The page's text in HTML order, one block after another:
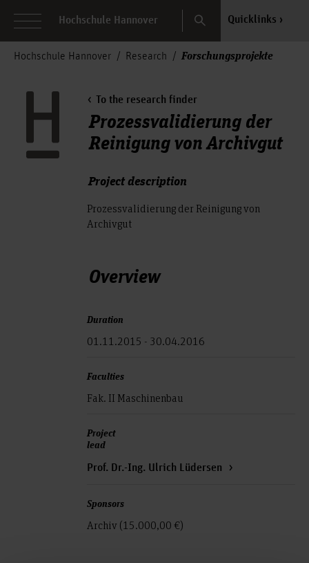
Hochschule Hannover Search Quicklinks
Hochschule Hannover Research Forschungsprojekte
To the research finder
Prozessvalidierung der
Reinigung von Archivgut
Project description
Prozessvalidierung der Reinigung von
Archivgut
Overview
Duration
01.11.2015 - 30.04.2016
Faculties
Fak. II Maschinenbau
Project
lead
Prof. Dr.-Ing. Ulrich Lüdersen
Sponsors
Archiv (15.000,00 €)